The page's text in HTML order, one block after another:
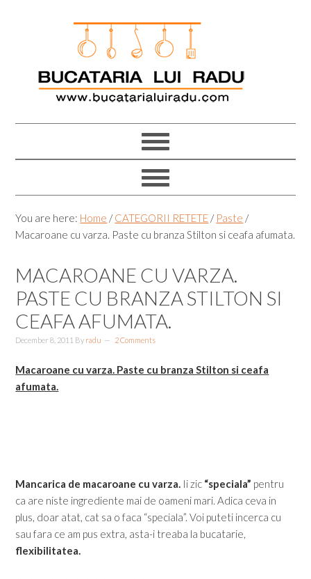
You are here: Home / CATEGORII RETETE / Paste /
Macaroane cu varza. Paste cu branza Stilton si ceafa afumata.
MACAROANE CU VARZA.
PASTE CU BRANZA STILTON SI
CEAFA AFUMATA.
December 8, 2011 By radu 2 Comments
Macaroane cu varza. Paste cu branza Stilton si ceafa
afumata.
Mancarica de macaroane cu varza. Ii zic “speciala” pentru
ca are niste ingrediente mai de oameni mari. Adica ceva in
plus, doar atat, cat sa o faca “speciala”. Voi puteti incerca cu
sau fara ce am pus extra, asta-i treaba la bucatarie,
flexibilitatea.